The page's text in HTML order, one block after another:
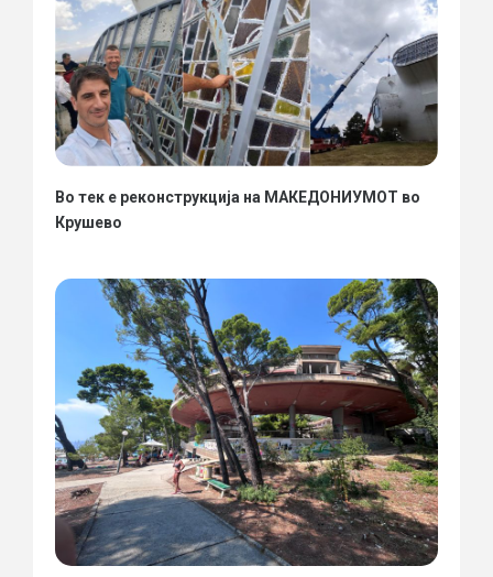
Во тек е реконструкција на МАКЕДОНИУМОТ во
Крушево